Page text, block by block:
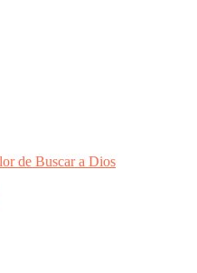
de Buscar a Dios